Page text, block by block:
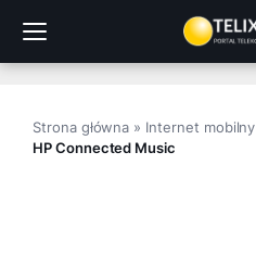
treści
Strona główna » Internet mobilny
HP Connected Music